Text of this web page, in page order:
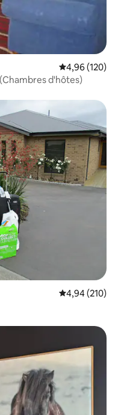
Évaluation
4,96 (120)
d'hôtes)
Évaluation
4,94 (210)